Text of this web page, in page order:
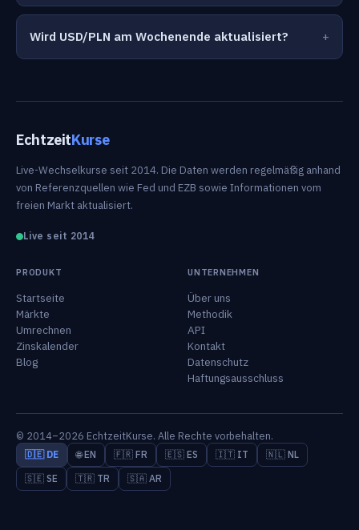
Wird USD/PLN am Wochenende aktualisiert?
EchtzeitKurse
Live-Wechselkurse seit 2014. Die Daten werden regelmäßig anhand
von Referenzquellen wie Fed und EZB sowie Informationen vom
freien Markt aktualisiert.
Live seit 2014
PRODUKT
Startseite
Märkte
Umrechnen
Zinskalender
Blog
UNTERNEHMEN
Über uns
Methodik
API
Kontakt
Datenschutz
Haftungsausschluss
© 2014–2026 EchtzeitKurse. Alle Rechte vorbehalten.
🇩🇪 DE 🌐 EN 🇫🇷 FR 🇪🇸 ES 🇮🇹 IT
🇳🇱 NL
🇸🇪 SE
🇹🇷 TR 🇸🇦 AR